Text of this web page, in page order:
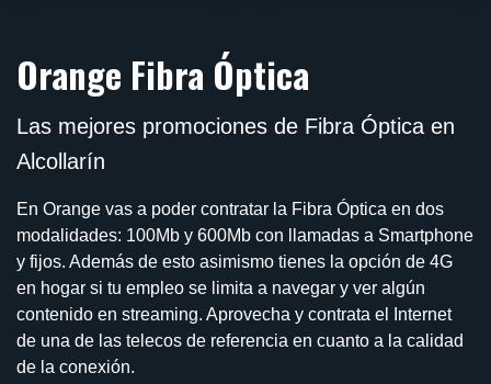
Orange Fibra Óptica
Las mejores promociones de Fibra Óptica en
Alcollarín
En Orange vas a poder contratar la Fibra Óptica en dos
modalidades: 100Mb y 600Mb con llamadas a Smartphone
y fijos. Además de esto asimismo tienes la opción de 4G
en hogar si tu empleo se limita a navegar y ver algún
contenido en streaming. Aprovecha y contrata el Internet
de una de las telecos de referencia en cuanto a la calidad
de la conexión.